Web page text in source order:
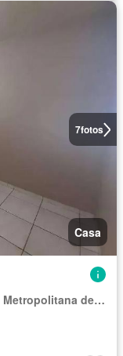
7fotos
Casa
Região Imediata de Campinas, Região Metropolitana de Campinas